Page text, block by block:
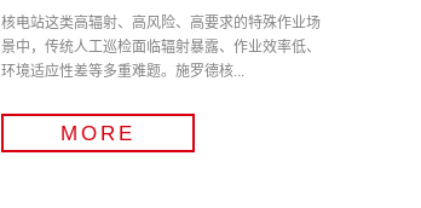
核电站这类高辐射、高风险、高要求的特殊作业场
景中，传统人工巡检面临辐射暴露、作业效率低、
环境适应性差等多重难题。施罗德核...
MORE